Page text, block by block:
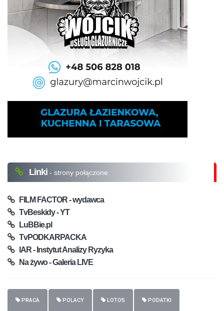
Linki - strony połączone
FILM FACTOR - wydawca
TvBeskidy - YT
LuBBie.pl
TvPODKARPACKA
IAR - Instytut Analizy Ryzyka
Na żywo - Galeria LIVE
PRACA POLACY LOTOS PODATKI